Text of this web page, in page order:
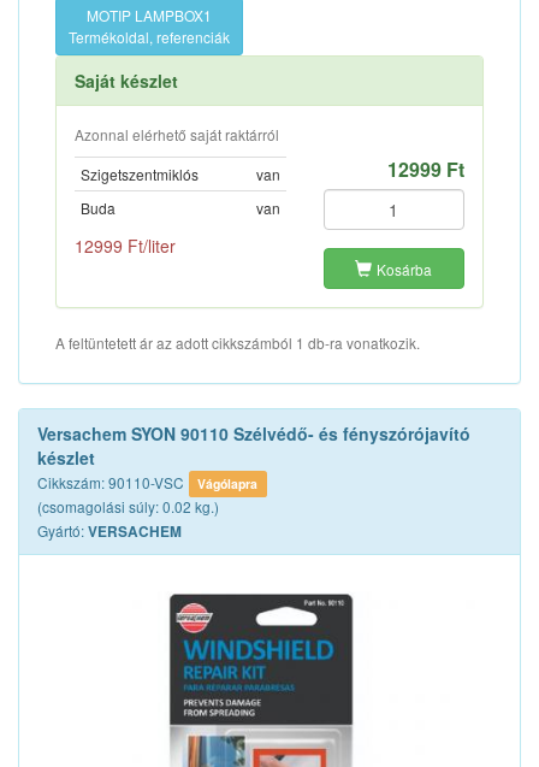
MOTIP LAMPBOX1
Termékoldal, referenciák
Saját készlet
Azonnal elérhető saját raktárról
Szigetszentmiklós
van
Buda
van
12999 Ft/liter
12999 Ft
Kosárba
A feltüntetett ár az adott cikkszámból 1 db-ra vonatkozik.
Versachem SYON 90110 Szélvédő- és fényszórójavító
készlet
Cikkszám: 90110-VSC Vágólapra
(csomagolási súly: 0.02 kg.)
Gyártó:VERSACHEM